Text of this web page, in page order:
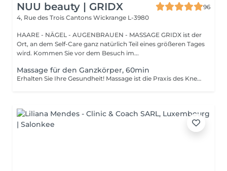
NUU beauty | GRIDX
96
4, Rue des Trois Cantons Wickrange L-3980
HAARE - NÄGEL - AUGENBRAUEN - MASSAGE GRIDX ist der
Ort, an dem Self-Care ganz natürlich Teil eines größeren Tages
wird. Kommen Sie vor dem Besuch im...
Massage für den Ganzkörper, 60min
Erhalten Sie Ihre Gesundheit! Massage ist die Praxis des Knetens oder Bearbeitens der Muskeln und anderer Weichteile einer Person, um Stress zu reduzieren, Muskelschmerzen zu lindern, die Entspannung zu fördern und die Funktion des Immunsystems zu verbessern. Vorteile einer Ganzkörpermassage für die Gesundheit: - reduziert Stress - entspannend - verbessert die Durchblutung - verbessert das Immunsystem des Körpers Wie wird eine Ganzkörpermassage durchgeführt? - Kopf und Nacken werden massiert - Schultern und Rücken werden massiert - Hände und Arme werden massiert - Füße und Beine werden massiert - der Bauch wird massiert Altersbeschränkungen: es gibt keine Altersbeschränkungen für dieses Verfahren. Empfehlungen nach dem Eingriff: nach dem Eingriff 2-3 Stunden keinen Sport und plötzliche Bewegungen machen. Frequenz: 1-2 Mal pro Woche, insgesamt 10 Mal. Wiederholen Sie den Eingriff alle 3-6 Monate.